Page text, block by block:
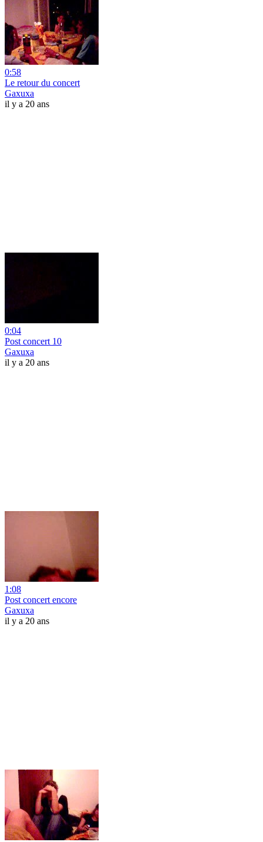
0:58
Le retour du concert
Gaxuxa
il y a 20 ans
0:04
Post concert 10
Gaxuxa
il y a 20 ans
1:08
Post concert encore
Gaxuxa
il y a 20 ans